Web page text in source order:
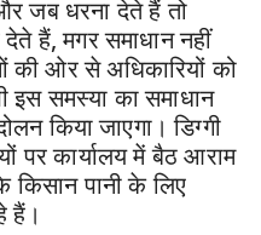
जब धरना देते हैं तो
हैं, मगर समाधान नहीं
की ओर सेअधिकारियों को
इस समस्या का समाधान
किया जाएगा। डिग्गी
पर कार्यालय में बैठ आराम
पानी के लिए
हैं।